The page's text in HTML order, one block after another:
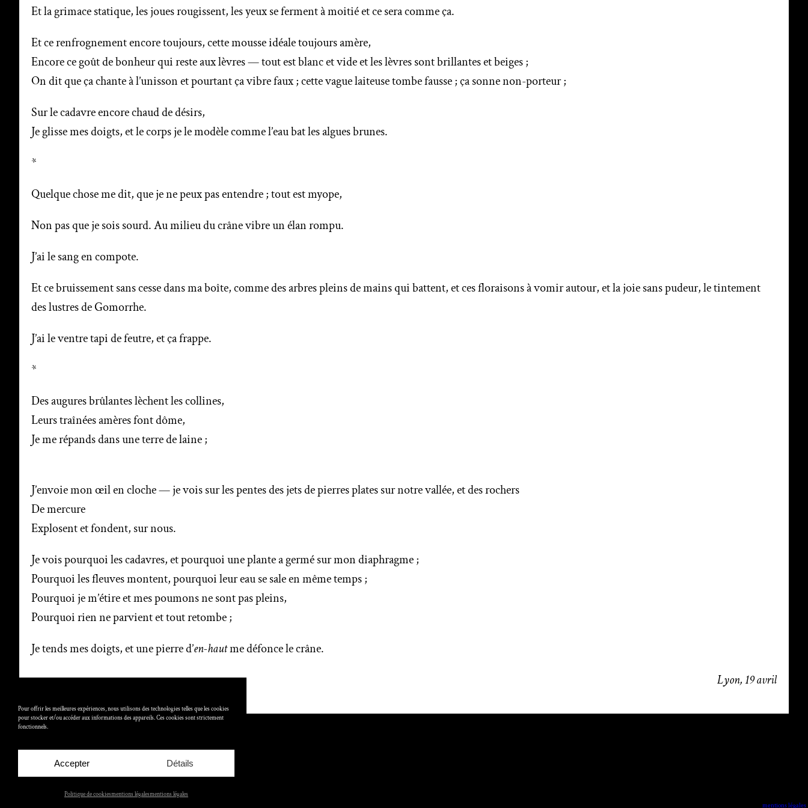
Pour offrir les meilleures expériences, nous utilisons des technologies telles que les cookies
pour stocker et/ou accéder aux informations des appareils. Ces cookies sont strictement
fonctionnels.
Accepter Détails
Politique de cookiesmentions légalesmentions légales
Et la grimace statique, les joues rougissent, les yeux se ferment à moitié et ce sera comme ça.
Et ce renfrognement encore toujours, cette mousse idéale toujours amère,
Encore ce goût de bonheur qui reste aux lèvres — tout est blanc et vide et les lèvres sont brillantes et beiges ;
On dit que ça chante à l’unisson et pourtant ça vibre faux ; cette vague laiteuse tombe fausse ; ça sonne non-porteur ;
Sur le cadavre encore chaud de désirs,
Je glisse mes doigts, et le corps je le modèle comme l’eau bat les algues brunes.
*
Quelque chose me dit, que je ne peux pas entendre ; tout est myope,
Non pas que je sois sourd. Au milieu du crâne vibre un élan rompu.
J’ai le sang en compote.
Et ce bruissement sans cesse dans ma boîte, comme des arbres pleins de mains qui battent, et ces floraisons à vomir autour, et la joie sans pudeur, le tintement
des lustres de Gomorrhe.
J’ai le ventre tapi de feutre, et ça frappe.
*
Des augures brûlantes lèchent les collines,
Leurs traînées amères font dôme,
Je me répands dans une terre de laine ;
J’envoie mon œil en cloche — je vois sur les pentes des jets de pierres plates sur notre vallée, et des rochers
De mercure
Explosent et fondent, sur nous.
Je vois pourquoi les cadavres, et pourquoi une plante a germé sur mon diaphragme ;
Pourquoi les fleuves montent, pourquoi leur eau se sale en même temps ;
Pourquoi je m’étire et mes poumons ne sont pas pleins,
Pourquoi rien ne parvient et tout retombe ;
Je tends mes doigts, et une pierre d’en-hautme défonce le crâne.
Lyon, 19avril
mentions légales